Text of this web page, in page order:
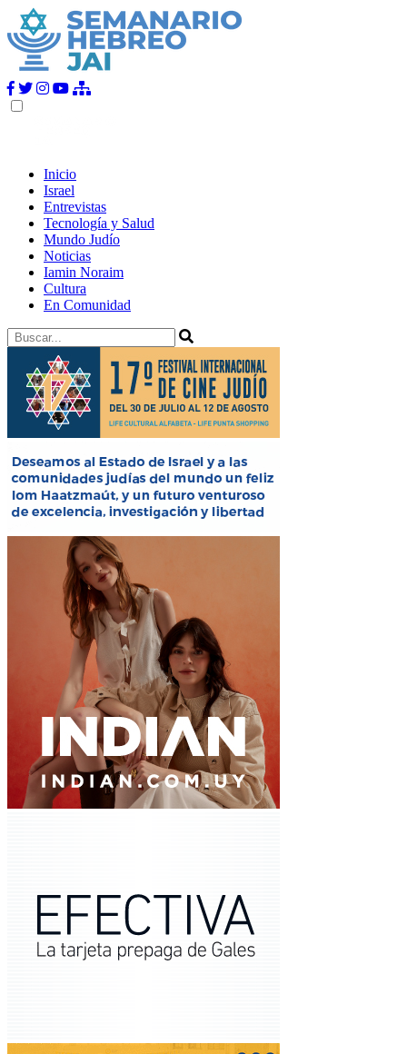
Inicio
Israel
Entrevistas
Tecnología y Salud
Mundo Judío
Noticias
Iamin Noraim
Cultura
En Comunidad